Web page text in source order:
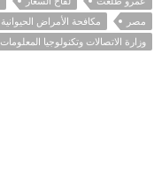
مصر
مكافحة الأمراض الحيوانية
وزارة الاتصالات وتكنولوجيا المعلومات